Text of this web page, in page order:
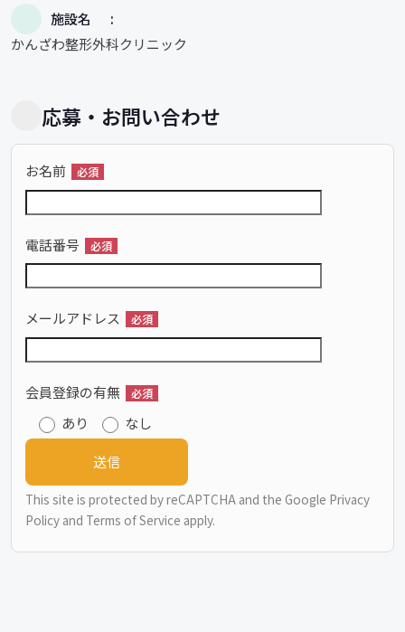
施設名
かんざわ整形外科クリニック
応募・お問い合わせ
お名前 必須
電話番号 必須
メールアドレス 必須
会員登録の有無 必須
あり なし
This site is protected by reCAPTCHA and the Google Privacy
Policy and Terms of Service apply.